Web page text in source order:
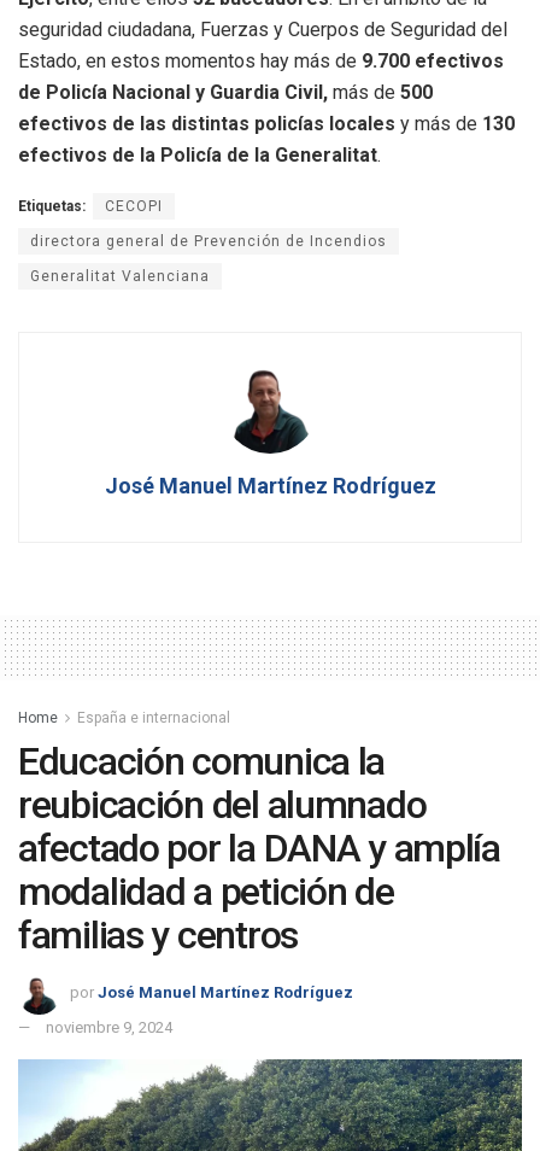
seguridad ciudadana, Fuerzas y Cuerpos de Seguridad del
Estado, en estos momentos hay más de 9.700 efectivos
de Policía Nacional y Guardia Civil, más de 500
efectivos de las distintas policías locales y más de 130
efectivos de la Policía de la Generalitat.
Etiquetas: CECOPI
directora general de Prevención de Incendios
Generalitat Valenciana
José Manuel Martínez Rodríguez
Home España e internacional
Educación comunica la
reubicación del alumnado
afectado por la DANA y amplía
modalidad a petición de
familias y centros
por José Manuel Martínez Rodríguez
noviembre 9, 2024